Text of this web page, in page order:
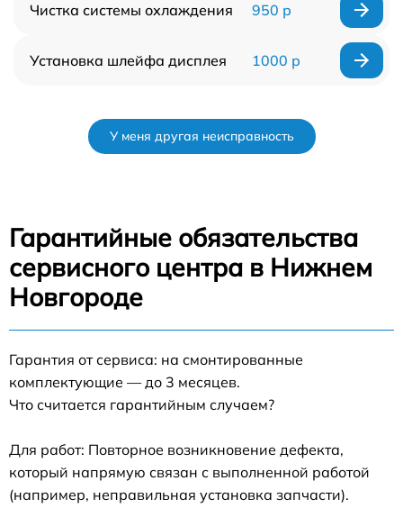
Чистка системы охлаждения 950 р
Установка шлейфа дисплея 1000 р
У меня другая неисправность
Гарантийные обязательства
сервисного центра в Нижнем
Новгороде
Гарантия от сервиса: на смонтированные
комплектующие — до 3 месяцев.
Что считается гарантийным случаем?
Для работ: Повторное возникновение дефекта,
который напрямую связан с выполненной работой
(например, неправильная установка запчасти).